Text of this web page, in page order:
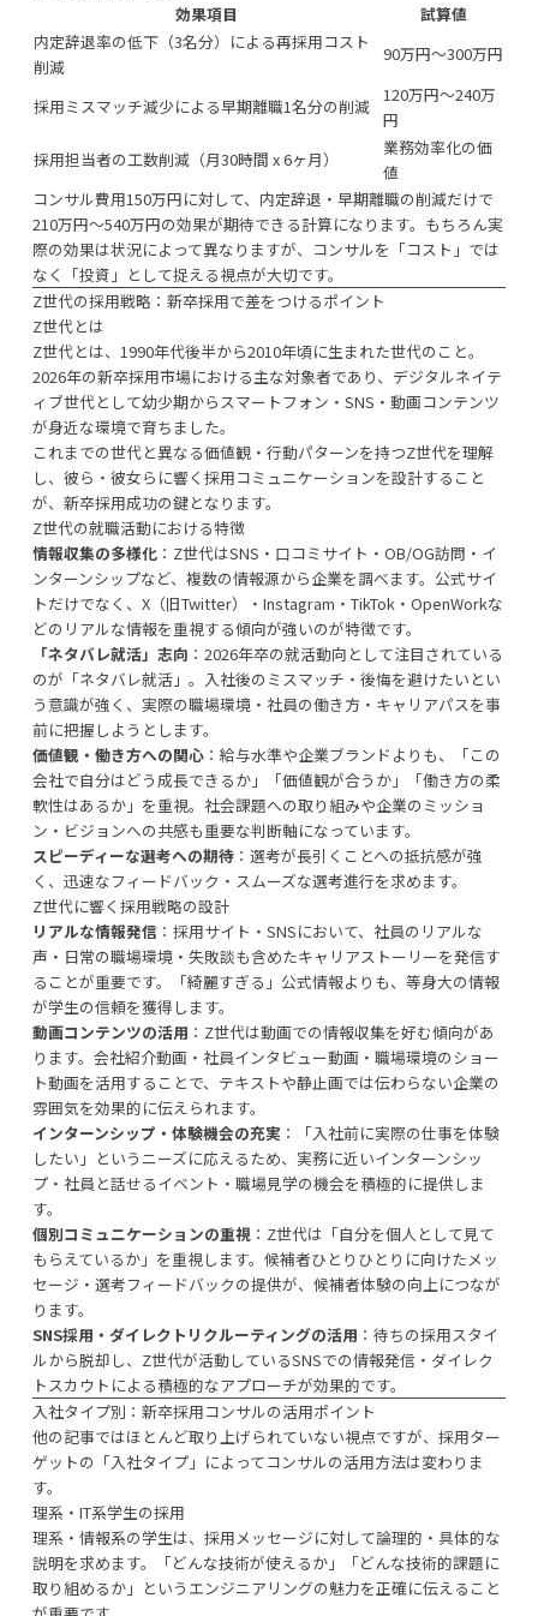
効果項目
試算値
内定辞退率の低下（3名分）による再採用コスト
削減
90万円〜300万円
採用ミスマッチ減少による早期離職1名分の削減
120万円〜240万
円
採用担当者の工数削減（月30時間 x 6ヶ月）
業務効率化の価
値
コンサル費用150万円に対して、内定辞退・早期離職の削減だけで
210万円〜540万円の効果が期待できる計算になります。もちろん実
際の効果は状況によって異なりますが、コンサルを「コスト」では
なく「投資」として捉える視点が大切です。
Z世代の採用戦略：新卒採用で差をつけるポイント
Z世代とは
Z世代とは、1990年代後半から2010年頃に生まれた世代のこと。
2026年の新卒採用市場における主な対象者であり、デジタルネイテ
ィブ世代として幼少期からスマートフォン・SNS・動画コンテンツ
が身近な環境で育ちました。
これまでの世代と異なる価値観・行動パターンを持つZ世代を理解
し、彼ら・彼女らに響く採用コミュニケーションを設計すること
が、新卒採用成功の鍵となります。
Z世代の就職活動における特徴
情報収集の多様化：Z世代はSNS・口コミサイト・OB/OG訪問・イ
ンターンシップなど、複数の情報源から企業を調べます。公式サイ
トだけでなく、X（旧Twitter）・Instagram・TikTok・OpenWorkな
どのリアルな情報を重視する傾向が強いのが特徴です。
「ネタバレ就活」志向 ：2026年卒の就活動向として注目されている
のが「ネタバレ就活」。入社後のミスマッチ・後悔を避けたいとい
う意識が強く、実際の職場環境・社員の働き方・キャリアパスを事
前に把握しようとします。
価値観・働き方への関心：給与水準や企業ブランドよりも、「この
会社で自分はどう成長できるか」「価値観が合うか」「働き方の柔
軟性はあるか」を重視。社会課題への取り組みや企業のミッショ
ン・ビジョンへの共感も重要な判断軸になっています。
スピーディーな選考への期待：選考が長引くことへの抵抗感が強
く、迅速なフィードバック・スムーズな選考進行を求めます。
Z世代に響く採用戦略の設計
リアルな情報発信：採用サイト・SNSにおいて、社員のリアルな
声・日常の職場環境・失敗談も含めたキャリアストーリーを発信す
ることが重要です。「綺麗すぎる」公式情報よりも、等身大の情報
が学生の信頼を獲得します。
動画コンテンツの活用 ：Z世代は動画での情報収集を好む傾向があ
ります。会社紹介動画・社員インタビュー動画・職場環境のショー
ト動画を活用することで、テキストや静止画では伝わらない企業の
雰囲気を効果的に伝えられます。
インターンシップ・体験機会の充実 ：「入社前に実際の仕事を体験
したい」というニーズに応えるため、実務に近いインターンシッ
プ・社員と話せるイベント・職場見学の機会を積極的に提供しま
す。
個別コミュニケーションの重視：Z世代は「自分を個人として見て
もらえているか」を重視します。候補者ひとりひとりに向けたメッ
セージ・選考フィードバックの提供が、候補者体験の向上につなが
ります。
SNS採用・ダイレクトリクルーティングの活用 ：待ちの採用スタイ
ルから脱却し、Z世代が活動しているSNSでの情報発信・ダイレク
トスカウトによる積極的なアプローチが効果的です。
入社タイプ別：新卒採用コンサルの活用ポイント
他の記事ではほとんど取り上げられていない視点ですが、採用ター
ゲットの「入社タイプ」によってコンサルの活用方法は変わりま
す。
理系・IT系学生の採用
理系・情報系の学生は、採用メッセージに対して論理的・具体的な
説明を求めます。「どんな技術が使えるか」「どんな技術的課題に
取り組めるか」というエンジニアリングの魅力を正確に伝えること